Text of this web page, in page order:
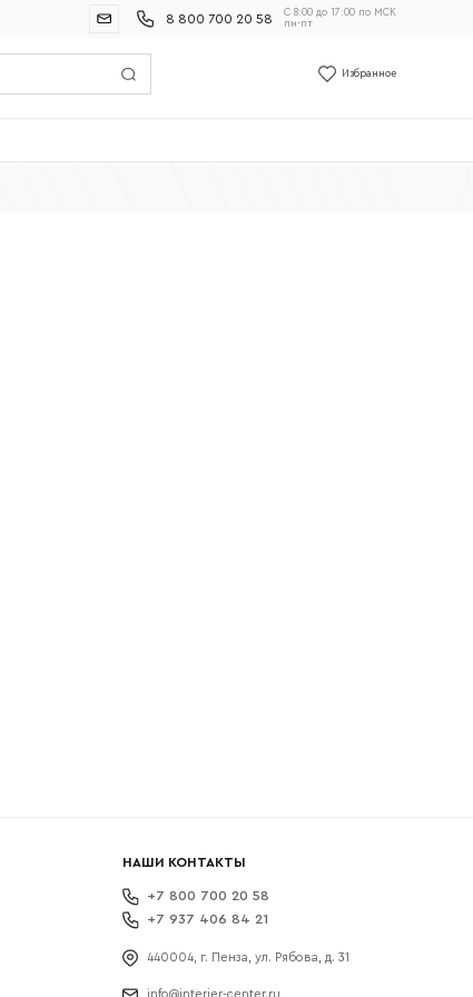
8 800 700 20 58
С 8:00 до 17:00 по МСК
пн-пт
Избранное
НАШИ КОНТАКТЫ
+7 800 700 20 58
+7 937 406 84 21
440004, г. Пенза, ул. Рябова, д. 31
info@interier-center.ru